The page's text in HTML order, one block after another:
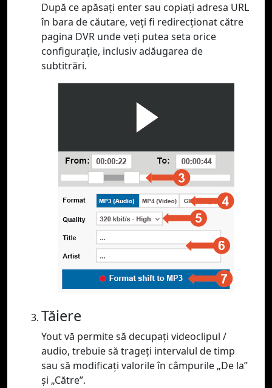
După ce apăsați enter sau copiați adresa URL
în bara de căutare, veți fi redirecționat către
pagina DVR unde veți putea seta orice
configurație, inclusiv adăugarea de
subtitrări.
Tăiere
Yout vă permite să decupați videoclipul /
audio, trebuie să trageți intervalul de timp
sau să modificați valorile în câmpurile „De la”
și „Către”.